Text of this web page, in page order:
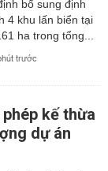
bổ sung định
4 khu lấn biển tại
ha trong tổng...
trước
kế thừa
dự án